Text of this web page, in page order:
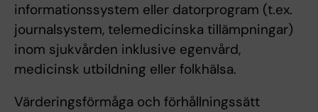
informationssystem eller datorprogram (t.ex.
journalsystem, telemedicinska tillämpningar)
inom sjukvården inklusive egenvård,
medicinsk utbildning eller folkhälsa.
Värderingsförmåga och förhållningssätt